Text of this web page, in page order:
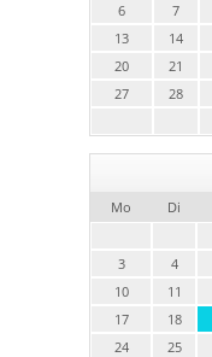
6 7
13
14
20
21
27
28
Mo Di
3
4
10
11
17
18
24
25